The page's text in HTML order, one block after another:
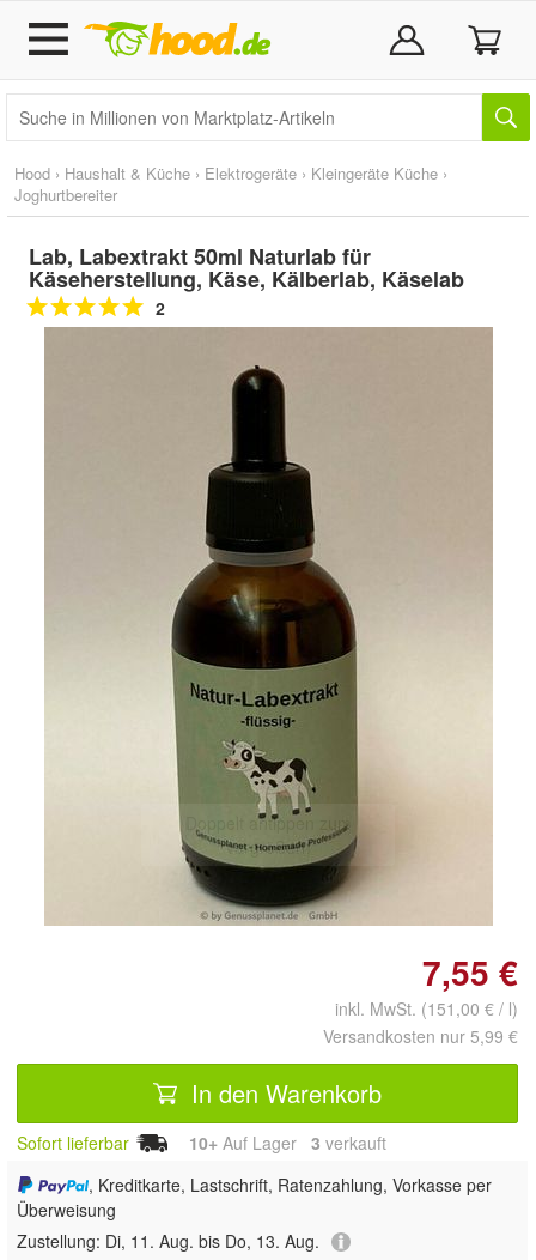
Hood › Haushalt & Küche › Elektrogeräte › Kleingeräte Küche ›
Joghurtbereiter
Lab, Labextrakt 50ml Naturlab für
Käseherstellung, Käse, Kälberlab, Käselab
2
Doppelt antippen zum
vergrößern
7,55 €
inkl. MwSt. (151,00 € / l)
Versandkosten nur 5,99 €
In den Warenkorb
Sofort lieferbar 10+ Auf Lager 3 verkauft
, Kreditkarte, Lastschrift, Ratenzahlung, Vorkasse per
Überweisung
Zustellung: Di, 11. Aug. bis Do, 13. Aug.